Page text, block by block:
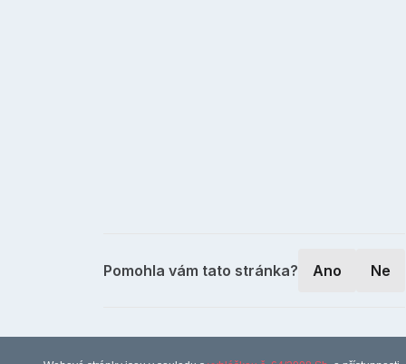
Pomohla vám tato stránka? Ano Ne